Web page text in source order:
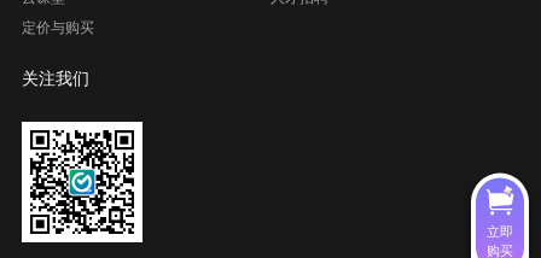
定价与购买
关注我们
立即
购买